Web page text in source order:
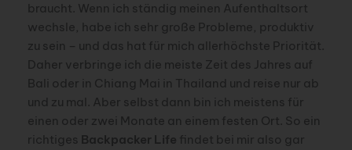
braucht. Wenn ich ständig meinen Aufenthaltsort
wechsle, habe ich sehr große Probleme, produktiv
zu sein – und das hat für mich allerhöchste Priorität.
Daher verbringe ich die meiste Zeit des Jahres auf
Bali oder in Chiang Mai in Thailand und reise nur ab
und zu mal. Aber selbst dann bin ich meistens für
einen oder zwei Monate an einem festen Ort. So ein
richtiges Backpacker Life findet bei mir also gar